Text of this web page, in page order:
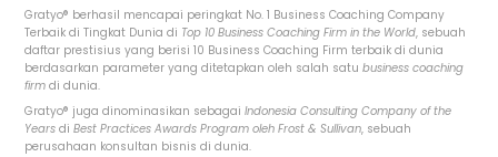
Gratyo® berhasil mencapai peringkat No. 1 Business Coaching Company
Terbaik di Tingkat Dunia di Top 10 Business Coaching Firm in the World, sebuah
daftar prestisius yang berisi 10 Business Coaching Firm terbaik di dunia
berdasarkan parameter yang ditetapkan oleh salah satubusiness coaching
firm di dunia.
Gratyo® juga dinominasikan sebagaiIndonesia Consulting Company of the
Years diBest Practices Awards Program olehFrost & Sullivan, sebuah
perusahaan konsultan bisnis di dunia.